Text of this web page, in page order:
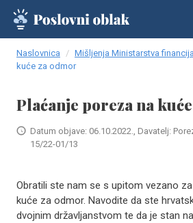
Naslovnica Mišljenja Ministarstva financija
kuće za odmor
Plaćanje poreza na
Datum objave: 06.10.2022., Davatelj:
15/22-01/13
Obratili ste nam se s upitom vezano
kuće za odmor. Navodite da ste
dvojnim državljanstvom te da je stan